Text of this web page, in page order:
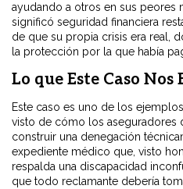
ayudando a otros en sus peores
significó seguridad financiera
de que su propia crisis era real,
la protección por la que había
Lo que Este Caso Nos
Este caso es uno de los
visto de cómo los aseguradores
construir una denegación
expediente médico que, visto
respalda una discapacidad
que todo reclamante debería